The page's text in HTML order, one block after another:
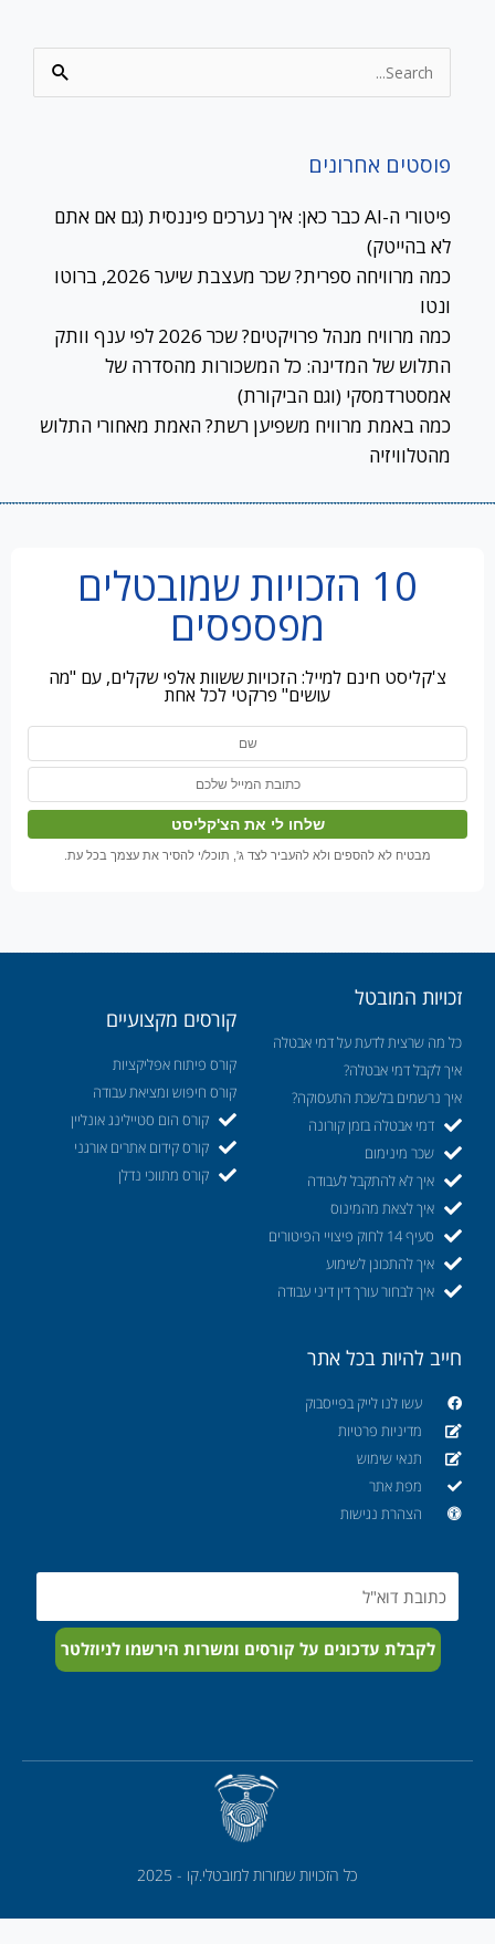
Search
for:
פוסטים אחרונים
פיטורי ה-AI כבר כאן: איך נערכים פיננסית (גם אם אתם
לא בהייטק)
כמה מרוויחה ספרית? שכר מעצבת שיער 2026, ברוטו
ונטו
כמה מרוויח מנהל פרויקטים? שכר 2026 לפי ענף וותק
התלוש של המדינה: כל המשכורות מהסדרה של
אמסטרדמסקי (וגם הביקורת)
כמה באמת מרוויח משפיען רשת? האמת מאחורי התלוש
מהטלוויזיה
10 הזכויות שמובטלים
מפספסים
צ'קליסט חינם למייל: הזכויות ששוות אלפי שקלים, עם "מה
עושים" פרקטי לכל אחת
מבטיח לא להספים ולא להעביר לצד ג', תוכל/י להסיר את עצמך בכל עת.
זכויות המובטל
כל מה שרצית לדעת על דמי אבטלה
איך לקבל דמי אבטלה?
איך נרשמים בלשכת התעסוקה?
דמי אבטלה בזמן קורונה
שכר מינימום
איך לא להתקבל לעבודה
איך לצאת מהמינוס
סעיף 14 לחוק פיצויי הפיטורים
איך להתכונן לשימוע
איך לבחור עורך דין דיני עבודה
קורסים מקצועיים
קורס פיתוח אפליקציות
קורס חיפוש ומציאת עבודה
קורס הום סטיילינג אונליין
קורס קידום אתרים אורגני
קורס מתווכי נדלן
חייב להיות בכל אתר
עשו לנו לייק בפייסבוק
מדיניות פרטיות
תנאי שימוש
מפת אתר
הצהרת נגישות
Email
לקבלת עדכונים על קורסים ומשרות הירשמו לניוזלטר
כל הזכויות שמורות למובטלי.קו - 2025